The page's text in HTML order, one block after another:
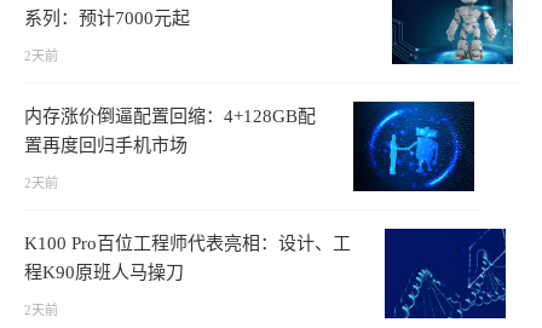
系列：预计7000元起
2天前
内存涨价倒逼配置回缩：4+128GB配
置再度回归手机市场
2天前
K100 Pro百位工程师代表亮相：设计、工
程K90原班人马操刀
2天前